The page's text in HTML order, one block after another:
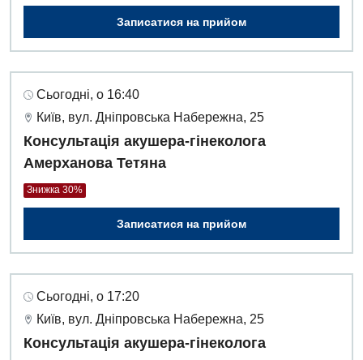
Записатися на прийом
Сьогодні, о 16:40
Київ, вул. Дніпровська Набережна, 25
Консультація акушера-гінеколога
Амерханова Тетяна
Знижка 30%
Записатися на прийом
Сьогодні, о 17:20
Київ, вул. Дніпровська Набережна, 25
Консультація акушера-гінеколога